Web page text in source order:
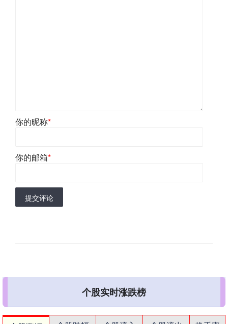
你的昵称*
你的邮箱*
提交评论
个股实时涨跌榜